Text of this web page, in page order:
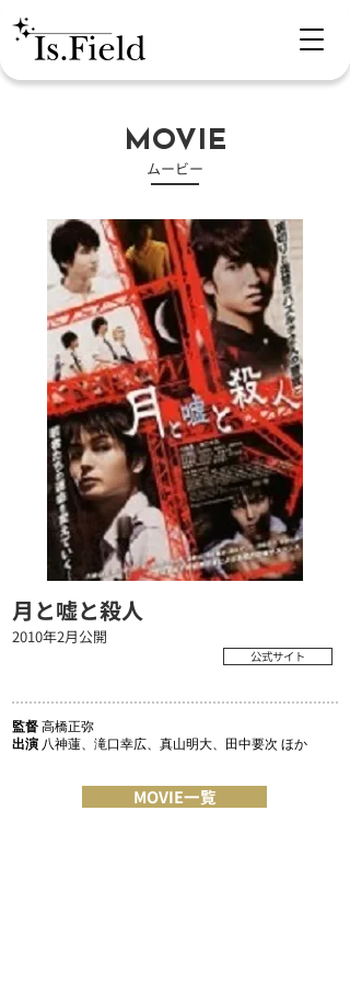
MOVIE
​ムービー
月と嘘と殺人
2010年2月公開
公式サイト
監督 高橋正弥
出演 八神蓮、滝口幸広、真山明大、田中要次 ほか
MOVIE一覧